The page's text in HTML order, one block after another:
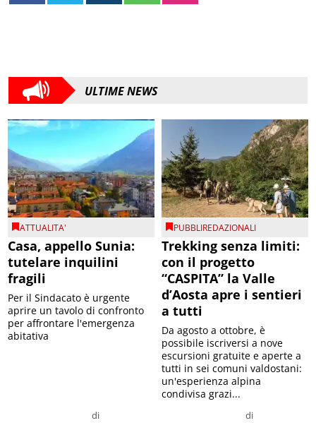
ULTIME NEWS
ATTUALITA'
Casa, appello Sunia:
tutelare inquilini
fragili
di
Per il Sindacato è urgente
aprire un tavolo di confronto
per affrontare l'emergenza
abitativa
PUBBLIREDAZIONALI
Trekking senza limiti:
con il progetto
“CASPITA” la Valle
d’Aosta apre i sentieri
a tutti
di
Da agosto a ottobre, è
possibile iscriversi a nove
escursioni gratuite e aperte a
tutti in sei comuni valdostani:
un'esperienza alpina
condivisa grazi...